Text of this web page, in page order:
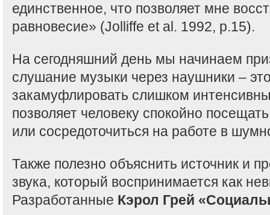
единственное, что позволяет мне
равновесие» (Jolliffe et al. 1992, p.15).
На сегодняшний день мы начинаем
слушание музыки через наушники –
закамуфлировать слишком
позволяет человеку спокойно
или сосредоточиться на работе в
Также полезно объяснить источник и
звука, который воспринимается как
Разработанные Кэрол Грей